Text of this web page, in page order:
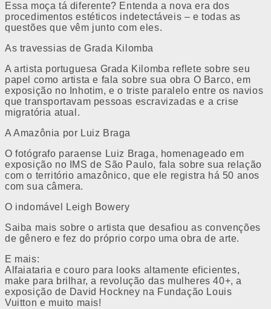
Essa moça tá diferente? Entenda a nova era dos
procedimentos estéticos indetectáveis – e todas as
questões que vêm junto com eles.
As travessias de Grada Kilomba
A artista portuguesa Grada Kilomba reflete sobre seu
papel como artista e fala sobre sua obra O Barco, em
exposição no Inhotim, e o triste paralelo entre os navios
que transportavam pessoas escravizadas e a crise
migratória atual.
A Amazônia por Luiz Braga
O fotógrafo paraense Luiz Braga, homenageado em
exposição no IMS de São Paulo, fala sobre sua relação
com o território amazônico, que ele registra há 50 anos
com sua câmera.
O indomável Leigh Bowery
Saiba mais sobre o artista que desafiou as convenções
de gênero e fez do próprio corpo uma obra de arte.
E mais:
Alfaiataria e couro para looks altamente eficientes,
make para brilhar, a revolução das mulheres 40+, a
exposição de David Hockney na Fundação Louis
Vuitton e muito mais!